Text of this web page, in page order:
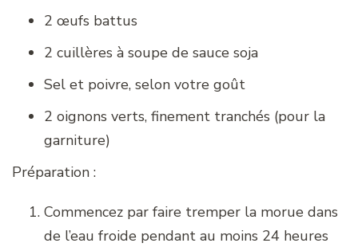
2 œufs battus
2 cuillères à soupe de sauce soja
Sel et poivre, selon votre goût
2 oignons verts, finement tranchés (pour la
garniture)
Préparation :
Commencez par faire tremper la morue dans
de l’eau froide pendant au moins 24 heures